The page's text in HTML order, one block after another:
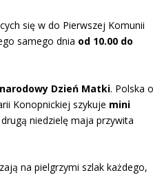
się w do Pierwszej Komunii
samego dnia od 10.00 do
Dzień Matki. Polska
Konopnickiej szykuje mini
niedzielę maja przywita
na pielgrzymi szlak każdego,